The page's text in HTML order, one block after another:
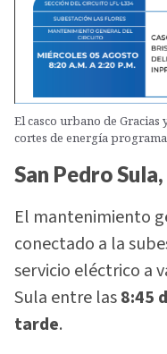
El casco urbano de
cortes de energía
San Pedro
El mantenimiento
conectado a la
servicio eléctrico a
Sula entre las8:45
tarde.